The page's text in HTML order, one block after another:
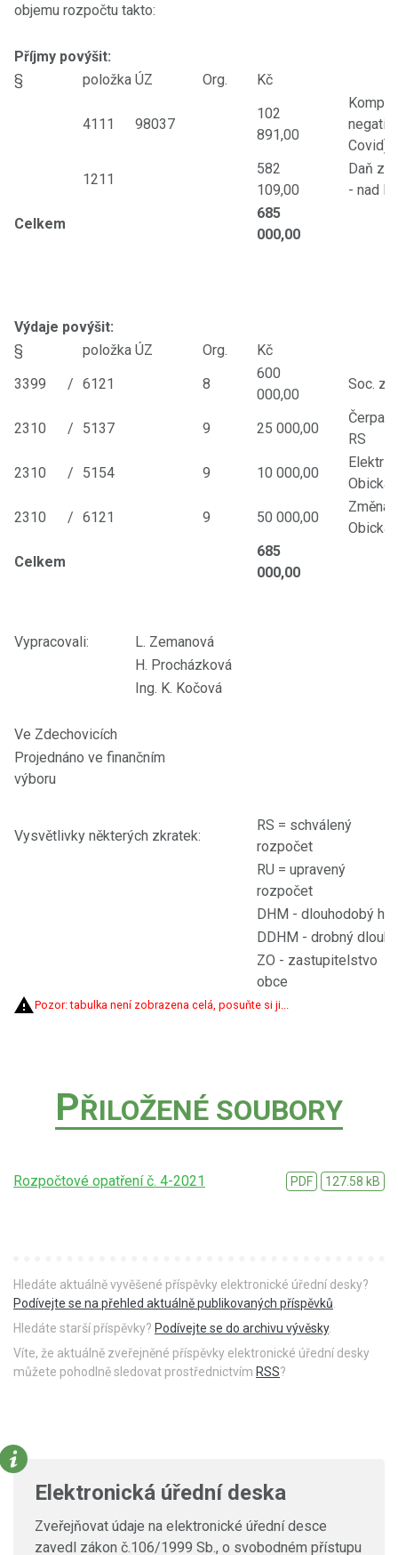
objemu rozpočtu takto:
Příjmy povýšit:
§
položka ÚZ Org. Kč
4111 98037
102
891,00
Covid)
1211
582
109,00
Daň z
- nad
Celkem
685
000,00
Výdaje povýšit:
§
položka ÚZ Org.
Kč
3399
/ 6121 8
600
000,00
Soc.
2310 / 5137 9 25 000,00
RS
2310
/ 5154 9 10 000,00
Obicka
2310
/ 6121 9 50 000,00
Změna
Obicka
Celkem
685
000,00
Vypracovali:
L. Zemanová
H. Procházková
Ing. K. Kočová
Ve Zdechovicích
Projednáno ve finančním
výboru
Vysvětlivky některých zkratek:
RS = schválený
rozpočet
RU = upravený
rozpočet
DHM - dlouhodobý
DDHM - drobný
ZO - zastupitelstvo
obce
Pozor: tabulka není zobrazena celá, posuňte si ji...
PŘILOŽENÉ SOUBORY
Rozpočtové opatření č. 4-2021 PDF 127.58 kB
Hledáte aktuálně vyvěšené příspěvky elektronické úřední desky?
Podívejte se na přehled aktuálně publikovaných příspěvků
Hledáte starší příspěvky? Podívejte se do archivu vývěsky.
Víte, že aktuálně zveřejněné příspěvky elektronické úřední desky
můžete pohodlně sledovat prostřednictvím RSS?
Elektronická úřední deska
Zveřejňovat údaje na elektronické úřední desce
zavedl zákon č.106/1999 Sb., o svobodném přístupu